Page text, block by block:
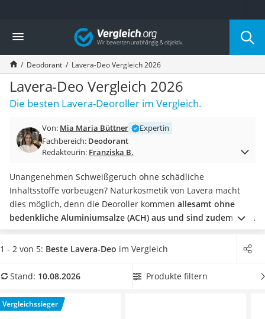
Die beliebtesten Vergleiche nach Kategorie
Drogerie
Inhalator
Haarschneider
Rollator
Braun Rasierer
Katzenklappe (Chip)
Masturbator
Massagepistole
Reisehaartrockner
Eiweißpulver
Magnesiumpräparat
Katzenklappe
Nackenmassagegerät
Zeckenschutz Katze
Philips-Sonicare-Zahnbürste
Mineralfutter Pferd
Massagegerät
Vergleich
Deodorant Lavera-Deo Vergleich 2026
Lavera-Deo Vergleich 2026
Die besten Lavera-Deoroller im Vergleich.
Von: Mia Maria Büttner
Expertin
Fachbereich: Deodorant
Redakteurin: Franziska B.
Unangenehmen Schweißgeruch ohne schädliche
Inhaltsstoffe vorbeugen? Naturkosmetik von Lavera macht
dies möglich, denn die Deoroller kommen allesamt ohne
bedenkliche Aluminiumsalze (ACH) aus und sind zudem frei
von synthetischen Duftstoffen, Silikonen, Paraffinen sowie
Mineralölen. Gleichzeitig setzt Lavera auf hochwertige
Anbau.Machen Sie selbst den Test und wählen Sie jetzt
sensible Haut oder mit einer besonders langanhaltenden
Wirkungsdauer
1 - 2 von 5: Beste Lavera-Deo im Vergleich
Stand: 10.08.2026 Produkte filtern
Vergleichssieger